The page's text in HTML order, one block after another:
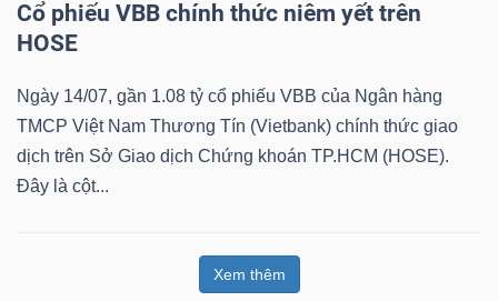
Cổ phiếu VBB chính thức niêm yết trên
HOSE
Ngày 14/07, gần 1.08 tỷ cổ phiếu VBB của Ngân hàng
TMCP Việt Nam Thương Tín (Vietbank) chính thức giao
dịch trên Sở Giao dịch Chứng khoán TP.HCM (HOSE).
Đây là cột...
Xem thêm
Dữ